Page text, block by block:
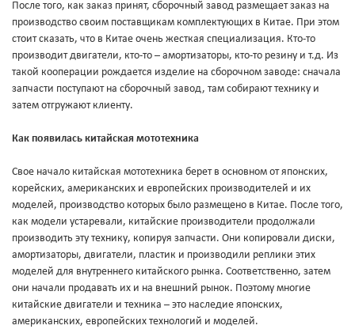
После того, как заказ принят, сборочный завод размещает заказ на
производство своим поставщикам комплектующих в Китае. При этом
стоит сказать, что в Китае очень жесткая специализация. Кто-то
производит двигатели, кто-то – амортизаторы, кто-то резину и т.д. Из
такой кооперации рождается изделие на сборочном заводе: сначала
запчасти поступают на сборочный завод, там собирают технику и
затем отгружают клиенту.
Как появилась китайская мототехника
Свое начало китайская мототехника берет в основном от японских,
корейских, американских и европейских производителей и их
моделей, производство которых было размещено в Китае. После того,
как модели устаревали, китайские производители продолжали
производить эту технику, копируя запчасти. Они копировали диски,
амортизаторы, двигатели, пластик и производили реплики этих
моделей для внутреннего китайского рынка. Соответственно, затем
они начали продавать их и на внешний рынок. Поэтому многие
китайские двигатели и техника – это наследие японских,
американских, европейских технологий и моделей.